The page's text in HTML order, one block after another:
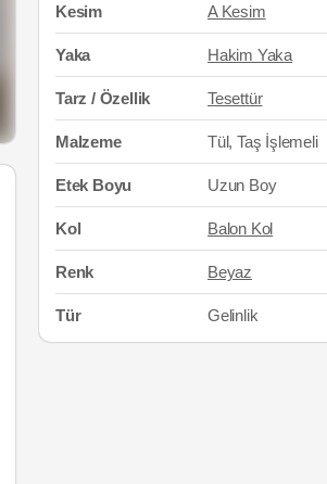
Kesim A Kesim
Yaka Hakim Yaka
Tarz / Özellik Tesettür
Malzeme Tül, Taş İşlemeli
Etek Boyu Uzun Boy
Kol Balon Kol
Renk Beyaz
Tür Gelinlik